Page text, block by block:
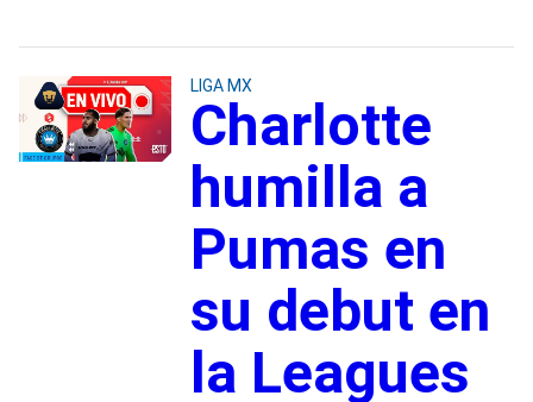
LIGA MX
Charlotte
humilla a
Pumas en
su debut en
la Leagues